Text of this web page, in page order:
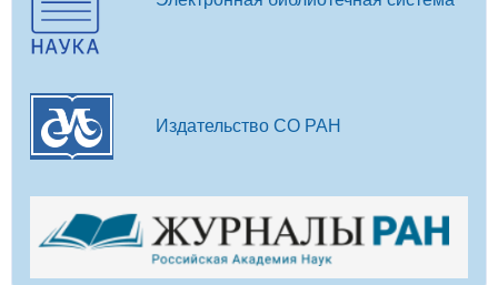
Издательство СО РАН